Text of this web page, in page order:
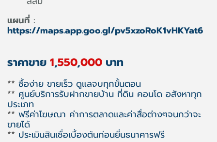
แผนที่ :
https://maps.app.goo.gl/pv5xzoRoK1vHKYat6
ราคาขาย 1,550,000 บาท
** ซื้อง่าย ขายเร็ว ดูแลจบทุกขั้นตอน
** ศูนย์บริการรับฝากขายบ้าน ที่ดิน คอนโด อสังหาทุก
ประเภท
** ฟรีค่าโฆษณา ค่าการตลาดและค่าสื่อต่างๆจนกว่าจะ
ขายได้
** ประเมินสินเชื่อเบื้องต้นก่อนยื่นธนาคารฟรี